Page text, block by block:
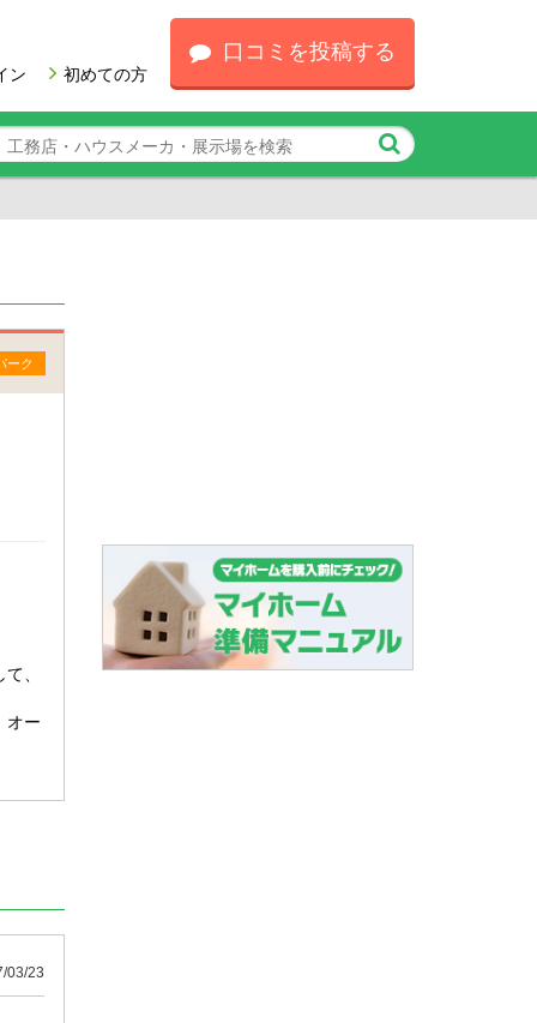
ン 初めての方
口コミを投稿する
ーク
、
オー
03/23